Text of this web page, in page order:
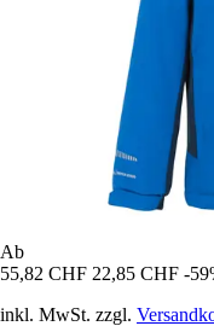
Ab
55,82 CHF 22,85 CHF -
inkl. MwSt. zzgl.